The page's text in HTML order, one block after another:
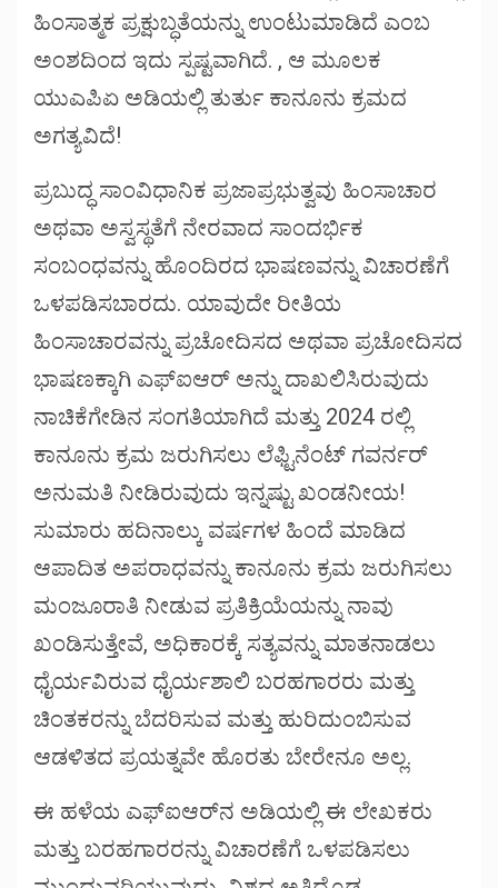
ಹಿಂಸಾತ್ಮಕ ಪ್ರಕ್ಷುಬ್ಧತೆಯನ್ನು ಉಂಟುಮಾಡಿದೆ ಎಂಬ
ಅಂಶದಿಂದ ಇದು ಸ್ಪಷ್ಟವಾಗಿದೆ. , ಆ ಮೂಲಕ
ಯುಎಪಿಏ ಅಡಿಯಲ್ಲಿ ತುರ್ತು ಕಾನೂನು ಕ್ರಮದ
ಅಗತ್ಯವಿದೆ!
ಪ್ರಬುದ್ಧ ಸಾಂವಿಧಾನಿಕ ಪ್ರಜಾಪ್ರಭುತ್ವವು ಹಿಂಸಾಚಾರ
ಅಥವಾ ಅಸ್ವಸ್ಥತೆಗೆ ನೇರವಾದ ಸಾಂದರ್ಭಿಕ
ಸಂಬಂಧವನ್ನು ಹೊಂದಿರದ ಭಾಷಣವನ್ನು ವಿಚಾರಣೆಗೆ
ಒಳಪಡಿಸಬಾರದು. ಯಾವುದೇ ರೀತಿಯ
ಹಿಂಸಾಚಾರವನ್ನು ಪ್ರಚೋದಿಸದ ಅಥವಾ ಪ್ರಚೋದಿಸದ
ಭಾಷಣಕ್ಕಾಗಿ ಎಫ್‌ಐಆರ್ ಅನ್ನು ದಾಖಲಿಸಿರುವುದು
ನಾಚಿಕೆಗೇಡಿನ ಸಂಗತಿಯಾಗಿದೆ ಮತ್ತು 2024 ರಲ್ಲಿ
ಕಾನೂನು ಕ್ರಮ ಜರುಗಿಸಲು ಲೆಫ್ಟಿನೆಂಟ್ ಗವರ್ನರ್
ಅನುಮತಿ ನೀಡಿರುವುದು ಇನ್ನಷ್ಟು ಖಂಡನೀಯ!
ಸುಮಾರು ಹದಿನಾಲ್ಕು ವರ್ಷಗಳ ಹಿಂದೆ ಮಾಡಿದ
ಆಪಾದಿತ ಅಪರಾಧವನ್ನು ಕಾನೂನು ಕ್ರಮ ಜರುಗಿಸಲು
ಮಂಜೂರಾತಿ ನೀಡುವ ಪ್ರತಿಕ್ರಿಯೆಯನ್ನು ನಾವು
ಖಂಡಿಸುತ್ತೇವೆ, ಅಧಿಕಾರಕ್ಕೆ ಸತ್ಯವನ್ನು ಮಾತನಾಡಲು
ಧೈರ್ಯವಿರುವ ಧೈರ್ಯಶಾಲಿ ಬರಹಗಾರರು ಮತ್ತು
ಚಿಂತಕರನ್ನು ಬೆದರಿಸುವ ಮತ್ತು ಹುರಿದುಂಬಿಸುವ
ಆಡಳಿತದ ಪ್ರಯತ್ನವೇ ಹೊರತು ಬೇರೇನೂ ಅಲ್ಲ.
ಈ ಹಳೆಯ ಎಫ್‌ಐಆರ್‌ನ ಅಡಿಯಲ್ಲಿ ಈ ಲೇಖಕರು
ಮತ್ತು ಬರಹಗಾರರನ್ನು ವಿಚಾರಣೆಗೆ ಒಳಪಡಿಸಲು